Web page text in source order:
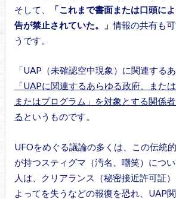
そして、
「これまで書面または口頭に
告が禁止されていた。」情報の共有も
うです。
「UAP（未確認空中現象）に関連する
「UAPに関連するあらゆる政府、また
またはプログラム」を対象とする関係
る というものです。
UFOをめぐる議論の多くは、この伝統
が持つスティグマ（汚名、嘲笑）につ
人は、クリアランス（秘密接近許可証
よってを失うなどの報復を恐れ、UAP